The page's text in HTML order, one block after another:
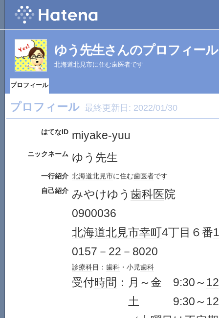
ゆう先生さんのプロフィール
北海道北見市に住む歯医者です
プロフィール
プロフィール 最終更新日: 2022/01/30
はてなID miyake-yuu
ニックネーム ゆう先生
一行紹介 北海道北見市に住む歯医者です
自己紹介 みやけゆう 歯科医院
0900036
北海道北見市幸町4丁目６番
0157－22－8020
診療科目： 歯科 ・小児歯科
受付時間 ：月～金 9:30～ 12
土 9:30～ 12